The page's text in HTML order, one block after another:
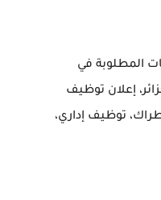
التخصصات المطلوبة في
إعلان توظيف
توظيف إداري،